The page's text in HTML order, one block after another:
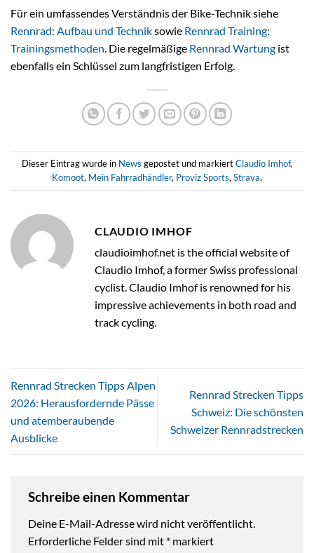
Für ein umfassendes Verständnis der Bike-Technik siehe
Rennrad: Aufbau und Techniksowie Rennrad Training:
Trainingsmethoden. Die regelmäßige Rennrad Wartung ist
ebenfalls ein Schlüssel zum langfristigen Erfolg.
Dieser Eintrag wurde in News gepostet und markiertClaudio Imhof,
Komoot, Mein Fahrradhändler, Proviz Sports,Strava.
CLAUDIO IMHOF
claudioimhof.net is the official website of
Claudio Imhof, a former Swiss professional
cyclist. Claudio Imhof is renowned for his
impressive achievements in both road and
track cycling.
Rennrad Strecken Tipps Alpen
2026: Herausfordernde Pässe
und atemberaubende
Ausblicke
Rennrad Strecken Tipps
Schweiz: Die schönsten
Schweizer Rennradstrecken
Schreibe einen Kommentar
Deine E-Mail-Adresse wird nicht veröffentlicht.
Erforderliche Felder sind mit * markiert